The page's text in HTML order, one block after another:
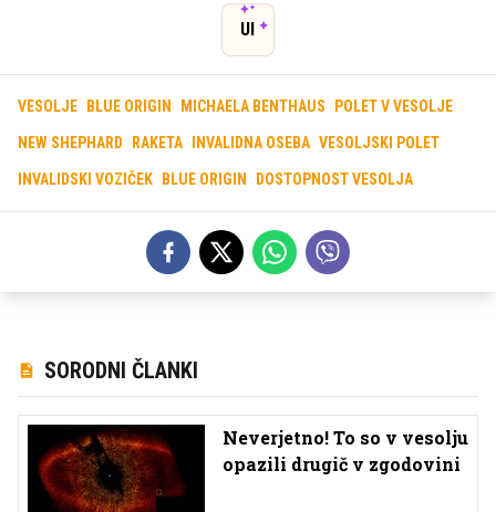
UI
VESOLJE BLUE ORIGIN MICHAELA BENTHAUS POLET V VESOLJE
NEW SHEPHARD RAKETA INVALIDNA OSEBA VESOLJSKI POLET
INVALIDSKI VOZIČEK BLUE ORIGIN DOSTOPNOST VESOLJA
SORODNI ČLANKI
Neverjetno! To so v vesolju
opazili drugič v zgodovini